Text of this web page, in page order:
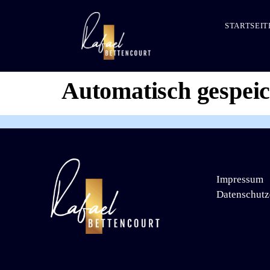
Automatisch
Impressum